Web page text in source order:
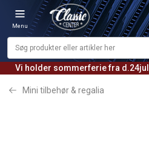
Vi holder sommerferie fra
Menu
Mini tilbehør & regalia